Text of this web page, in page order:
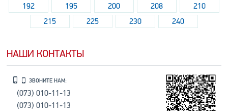
192
195 200 208
210
215
225 230 240
НАШИ КОНТАКТЫ
ЗВОНИТЕ НАМ:
(073) 010-11-13
(073) 010-11-13